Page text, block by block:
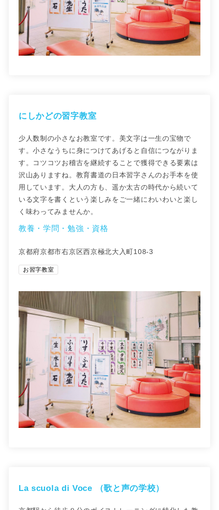
にしかどの習字教室
少人数制の小さなお教室です。美文字は一生の宝物で
す。小さなうちに身につけてあげると自信につながりま
す。コツコツお稽古を継続することで獲得できる要素は
沢山ありますね。教育書道の日本習字さんのお手本を使
用しています。大人の方も、遥か太古の時代から続いて
いる文字を書くという楽しみをご一緒にわいわいと楽し
く味わってみませんか。
教養・学問・勉強・資格
京都府京都市右京区西京極北大入町108-3
お習字教室
La scuola di Voce （歌と声の学校）